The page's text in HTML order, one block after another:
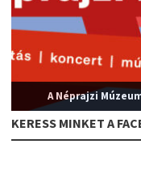
A Néprajzi
KERESS MINKET A